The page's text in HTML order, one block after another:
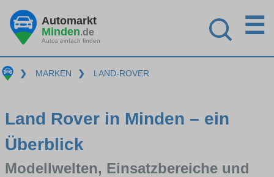
Automarkt
Minden.de
Autos einfach finden
☰
❯ MARKEN ❯ LAND-ROVER
Land Rover in Minden – ein
Überblick
Modellwelten, Einsatzbereiche und